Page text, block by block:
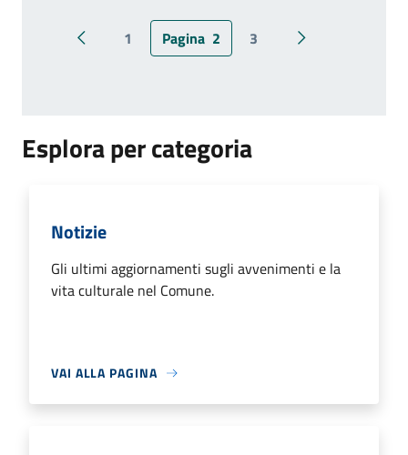
Pagina precedente
1 Pagina 2 3 Pagina
Esplora per categoria
Notizie
Gli ultimi aggiornamenti sugli avvenimenti e la
vita culturale nel Comune.
VAI ALLA PAGINA